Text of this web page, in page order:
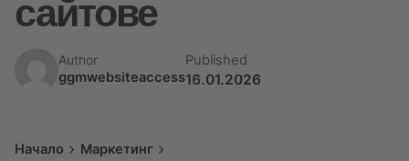
сайтове
Author
ggmwebsiteaccess
Published
16.01.2026
Начало
Маркетинг